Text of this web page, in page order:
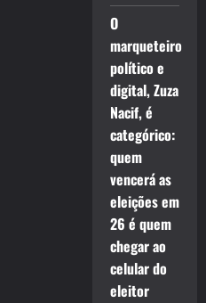
O
marqueteiro
político e
digital, Zuza
Nacif, é
categórico:
quem
vencerá as
eleições em
26 é quem
chegar ao
celular do
eleitor